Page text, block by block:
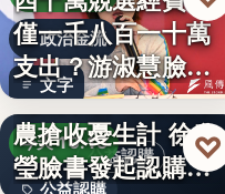
政治金流
文字
僅一千八百一十萬
支出？游淑慧臉書
追問鄭：…
公益認購
今天 19:15
公益認購
颱風來襲 五峰鄉果
農搶收憂生計 徐欣
瑩臉書發起認購水
♡